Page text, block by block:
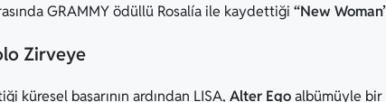
GRAMMY ödüllü Rosalía ile kaydettiği “New
Zirveye
küresel başarının ardından LISA, Alter Egoalbümüyle bir